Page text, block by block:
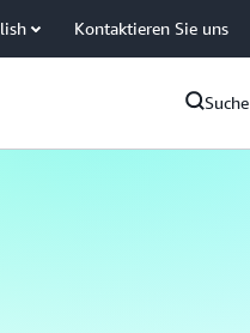
Kontaktieren Sie uns
Suche